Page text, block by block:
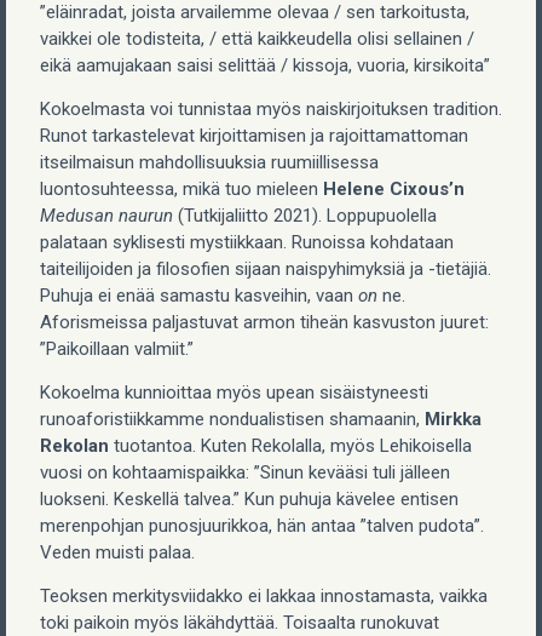
”eläinradat, joista arvailemme olevaa / sen tarkoitusta,
vaikkei ole todisteita, / että kaikkeudella olisi sellainen /
eikä aamujakaan saisi selittää / kissoja, vuoria, kirsikoita”
Kokoelmasta voi tunnistaa myös naiskirjoituksen tradition.
Runot tarkastelevat kirjoittamisen ja rajoittamattoman
itseilmaisun mahdollisuuksia ruumiillisessa
luontosuhteessa, mikä tuo mieleen Helene Cixous’n
Medusan naurun (Tutkijaliitto 2021). Loppupuolella
palataan syklisesti mystiikkaan. Runoissa kohdataan
taiteilijoiden ja filosofien sijaan naispyhimyksiä ja -tietäjiä.
Puhuja ei enää samastu kasveihin, vaan on ne.
Aforismeissa paljastuvat armon tiheän kasvuston juuret:
”Paikoillaan valmiit.”
Kokoelma kunnioittaa myös upean sisäistyneesti
runoaforistiikkamme nondualistisen shamaanin, Mirkka
Rekolan tuotantoa. Kuten Rekolalla, myös Lehikoisella
vuosi on kohtaamispaikka: ”Sinun kevääsi tuli jälleen
luokseni. Keskellä talvea.” Kun puhuja kävelee entisen
merenpohjan punosjuurikkoa, hän antaa ”talven pudota”.
Veden muisti palaa.
Teoksen merkitysviidakko ei lakkaa innostamasta, vaikka
toki paikoin myös läkähdyttää. Toisaalta runokuvat